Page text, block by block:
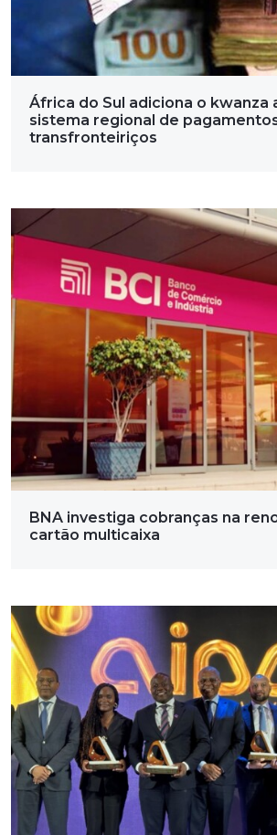
África do Sul adiciona o kwanza
sistema regional de
transfronteiriços
BNA investiga cobranças na
cartão multicaixa